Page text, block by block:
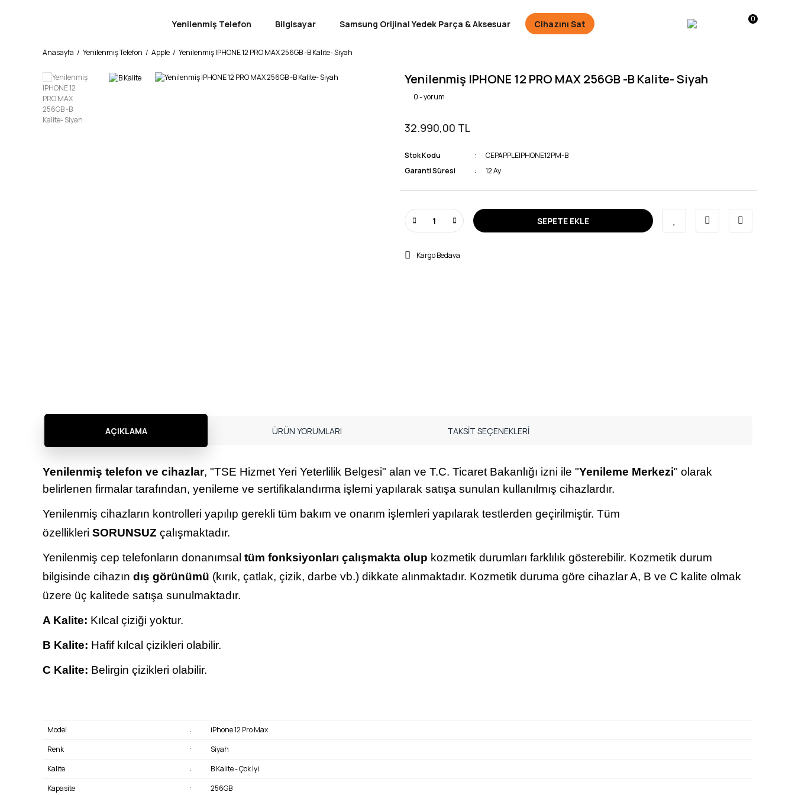
Yenilenmiş Telefon Bilgisayar Samsung Orijinal Yedek Parça & Aksesuar Cihazını Sat 0
Anasayfa Yenilenmiş Telefon Apple Yenilenmiş IPHONE 12 PRO MAX 256GB -B Kalite- Siyah
Yenilenmiş IPHONE 12 PRO MAX 256GB -B Kalite- Siyah
0 - yorum
32.990,00 TL
Stok Kodu
CEPAPPLEIPHONE12PM-B
Garanti Süresi
12 Ay
SEPETE EKLE
Kargo Bedava
AÇIKLAMA ÜRÜN YORUMLARI TAKSİT SEÇENEKLERİ
Yenilenmiş telefon ve cihazlar, "TSE Hizmet Yeri Yeterlilik Belgesi" alan ve T.C. Ticaret Bakanlığı izni ile "Yenileme Merkezi" olarak
belirlenen firmalar tarafından, yenileme ve sertifikalandırma işlemi yapılarak satışa sunulan kullanılmış cihazlardır.
Yenilenmiş cihazların kontrolleri yapılıp gerekli tüm bakım ve onarım işlemleri yapılarak testlerden geçirilmiştir. Tüm
özellikleri SORUNSUZ çalışmaktadır.
Yenilenmiş cep telefonların donanımsal tüm fonksiyonları çalışmakta olup kozmetik durumları farklılık gösterebilir. Kozmetik durum
bilgisinde cihazın dış görünümü (kırık, çatlak, çizik, darbe vb.) dikkate alınmaktadır. Kozmetik duruma göre cihazlar A, B ve C kalite olmak
üzere üç kalitede satışa sunulmaktadır.
A Kalite: Kılcal çiziği yoktur.
B Kalite: Hafif kılcal çizikleri olabilir.
C Kalite: Belirgin çizikleri olabilir.
Model :
iPhone 12 Pro Max
Renk
:
Siyah
Kalite
:
B Kalite - Çok İyi
Kapasite
: 256GB